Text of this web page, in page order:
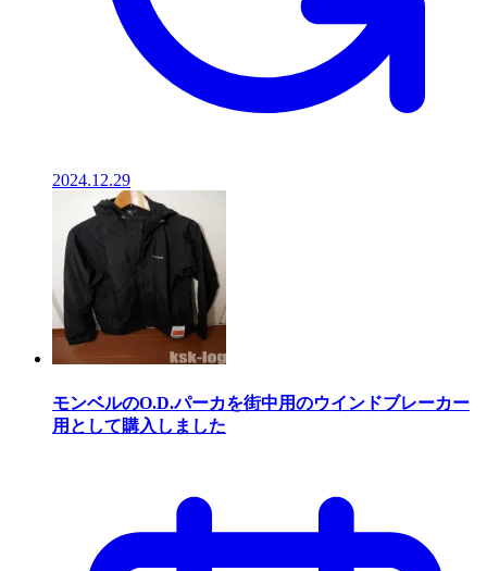
2024.12.29
モンベルのO.D.パーカを街中用のウインドブレーカー
用として購入しました